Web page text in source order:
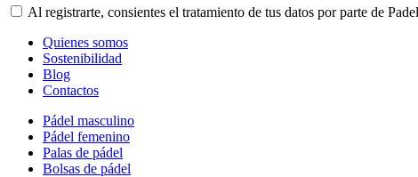
Al registrarte, consientes el tratamiento de tus datos por parte de
Quienes somos
Sostenibilidad
Blog
Contactos
Pádel masculino
Pádel femenino
Palas de pádel
Bolsas de pádel